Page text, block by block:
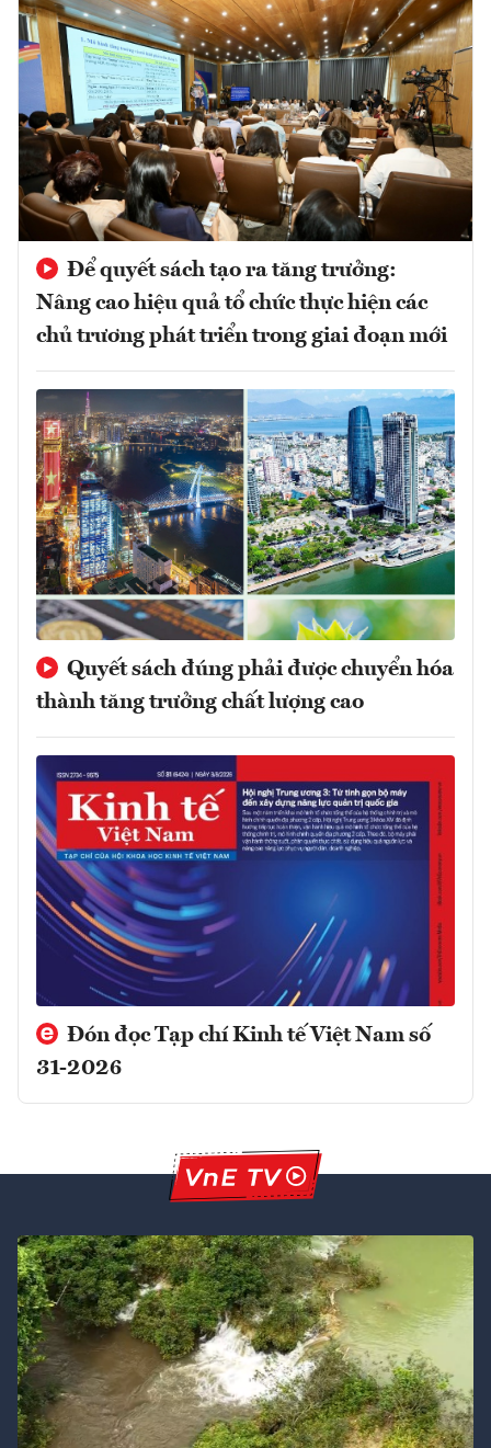
Để quyết sách tạo ra tăng trưởng:
Nâng cao hiệu quả tổ chức thực hiện các
chủ trương phát triển trong giai đoạn mới
Quyết sách đúng phải được chuyển hóa
thành tăng trưởng chất lượng cao
Đón đọc Tạp chí Kinh tế Việt Nam số
31-2026